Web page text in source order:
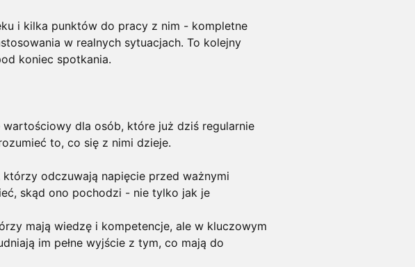
i kilka punktów do pracy z nim - kompletne
w realnych sytuacjach. To kolejny
koniec spotkania.
dla osób, które już dziś regularnie
to, co się z nimi dzieje.
którzy odczuwają napięcie przed ważnymi
skąd ono pochodzi - nie tylko jak je
mają wiedzę i kompetencje, ale w kluczowym
im pełne wyjście z tym, co mają do